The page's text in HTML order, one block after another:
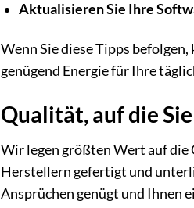
Aktualisieren Sie Ihre
Wenn Sie diese Tipps
genügend Energie für Ihre
Qualität, auf die
Wir legen größten Wert auf die
Herstellern gefertigt und
Ansprüchen genügt und Ihnen